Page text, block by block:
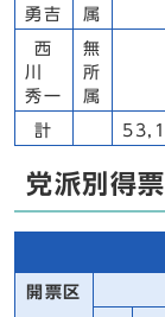
勇吉
属
西
川
秀一
無
所
属
計
党派別得
開票区